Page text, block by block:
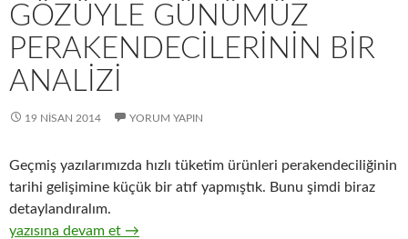
GÖZÜYLE GÜNÜMÜZ
PERAKENDECILERININ BIR
ANALIZI
19 NISAN 2014 YORUM YAPIN
Geçmiş yazılarımızda hızlı tüketim ürünleri perakendeciliğinin
tarihi gelişimine küçük bir atıf yapmıştık. Bunu şimdi biraz
detaylandıralım.
13-Hızlı tüketim ürünlerinin toptan ticaretini yapan
yazısına devam et →